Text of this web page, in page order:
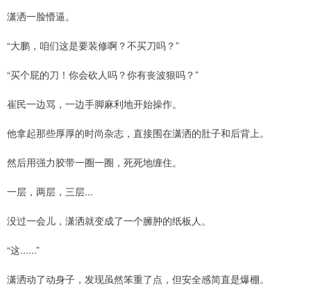
潇洒一脸懵逼。
“大鹏，咱们这是要装修啊？不买刀吗？”
“买个屁的刀！你会砍人吗？你有丧波狠吗？”
崔民一边骂，一边手脚麻利地开始操作。
他拿起那些厚厚的时尚杂志，直接围在潇洒的肚子和后背上。
然后用强力胶带一圈一圈，死死地缠住。
一层，两层，三层...
没过一会儿，潇洒就变成了一个臃肿的纸板人。
“这......”
潇洒动了动身子，发现虽然笨重了点，但安全感简直是爆棚。